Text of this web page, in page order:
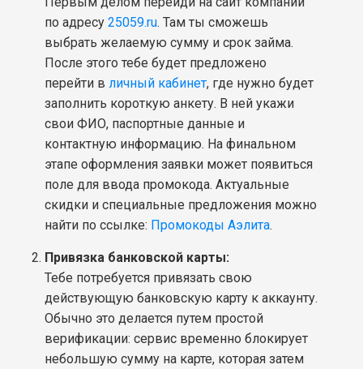
по адресу 25059.ru. Там ты сможешь
выбрать желаемую сумму и срок займа.
После этого тебе будет предложено
перейти в личный кабинет, где нужно будет
заполнить короткую анкету. В ней укажи
свои ФИО, паспортные данные и
контактную информацию. На финальном
этапе оформления заявки может появиться
поле для ввода промокода. Актуальные
скидки и специальные предложения можно
найти по ссылке: Промокоды Аэлита.
Привязка банковской карты:
Тебе потребуется привязать свою
действующую банковскую карту к аккаунту.
Обычно это делается путем простой
верификации: сервис временно блокирует
небольшую сумму на карте, которая затем